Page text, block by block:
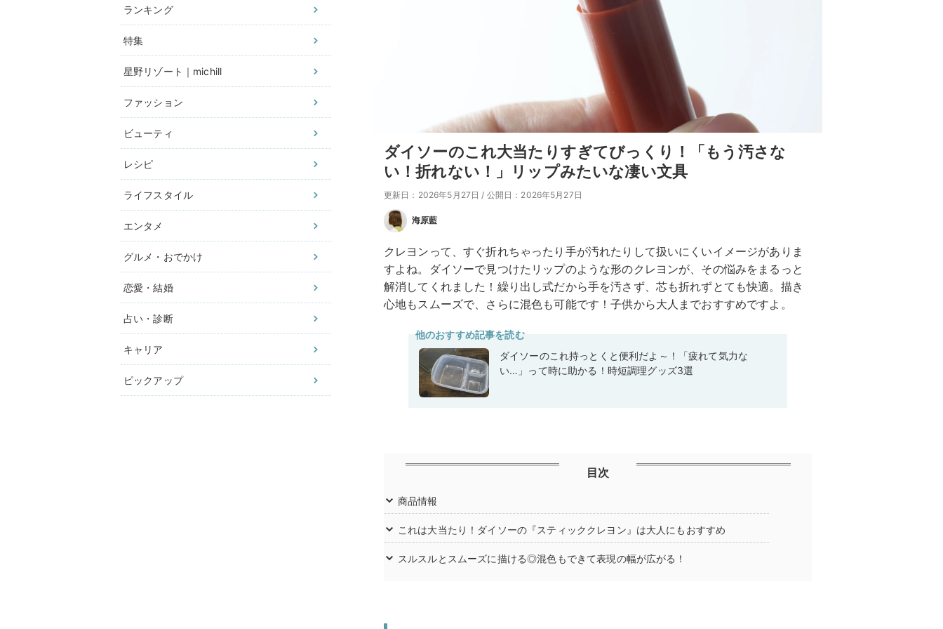
ランキング
特集
星野リゾート｜michill
ファッション
ビューティ
レシピ
ライフスタイル
エンタメ
グルメ・おでかけ
恋愛・結婚
占い・診断
キャリア
ピックアップ
ダイソーのこれ大当たりすぎてびっくり！「もう汚さな
い！折れない！」リップみたいな凄い文具
更新日：2026年5月27日 / 公開日：2026年5月27日
海原藍
クレヨンって、すぐ折れちゃったり手が汚れたりして扱いにくいイメージがありま
すよね。ダイソーで見つけたリップのような形のクレヨンが、その悩みをまるっと
解消してくれました！繰り出し式だから手を汚さず、芯も折れずとても快適。描き
心地もスムーズで、さらに混色も可能です！子供から大人までおすすめですよ。
他のおすすめ記事を読む
ダイソーのこれ持っとくと便利だよ～！「疲れて気力な
い…」って時に助かる！時短調理グッズ3選
目次
商品情報
これは大当たり！ダイソーの『スティッククレヨン』は大人にもおすすめ
スルスルとスムーズに描ける◎混色もできて表現の幅が広がる！